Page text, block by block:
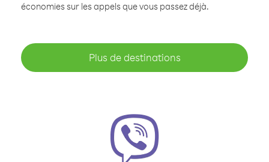
économies sur les appels que vous passez déjà.
Plus de destinations